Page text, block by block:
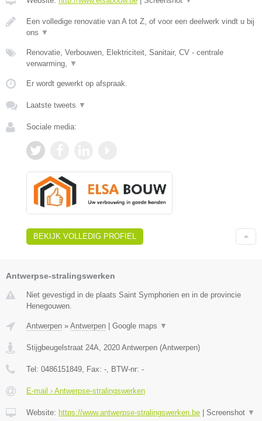
Een volledige renovatie van A tot Z, of voor een deelwerk vindt u bij
ons ▼
Renovatie, Verbouwen, Elektriciteit, Sanitair, CV - centrale
verwarming, ▼
Er wordt gewerkt op afspraak.
Laatste tweets ▼
Sociale media:
BEKIJK VOLLEDIG PROFIEL
Antwerpse-stralingswerken
Niet gevestigd in de plaats Saint Symphorien en in de provincie
Henegouwen.
Antwerpen » Antwerpen Google maps ▼
Stijgbeugelstraat 24A, 2020 Antwerpen (Antwerpen)
Tel: 0486151849, Fax: -, BTW-nr: -
E-mail › Antwerpse-stralingswerken
Website: https://www.antwerpse-stralingswerken.be Screenshot ▼